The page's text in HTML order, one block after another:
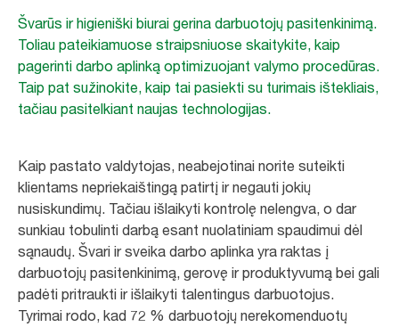
Švarūs ir higieniški biurai gerina darbuotojų pasitenkinimą.
Toliau pateikiamuose straipsniuose skaitykite, kaip
pagerinti darbo aplinką optimizuojant valymo procedūras.
Taip pat sužinokite, kaip tai pasiekti su turimais ištekliais,
tačiau pasitelkiant naujas technologijas.
Kaip pastato valdytojas, neabejotinai norite suteikti
klientams nepriekaištingą patirtį ir negauti jokių
nusiskundimų. Tačiau išlaikyti kontrolę nelengva, o dar
sunkiau tobulinti darbą esant nuolatiniam spaudimui dėl
sąnaudų. Švari ir sveika darbo aplinka yra raktas į
darbuotojų pasitenkinimą, gerovę ir produktyvumą bei gali
padėti pritraukti ir išlaikyti talentingus darbuotojus.
Tyrimai rodo, kad 72 % darbuotojų nerekomenduotų